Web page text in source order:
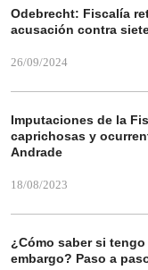
Odebrecht: Fiscalía
acusación contra
26/09/2024
Imputaciones de la
caprichosas y
Andrade
18/08/2023
¿Cómo saber si
embargo? Paso a